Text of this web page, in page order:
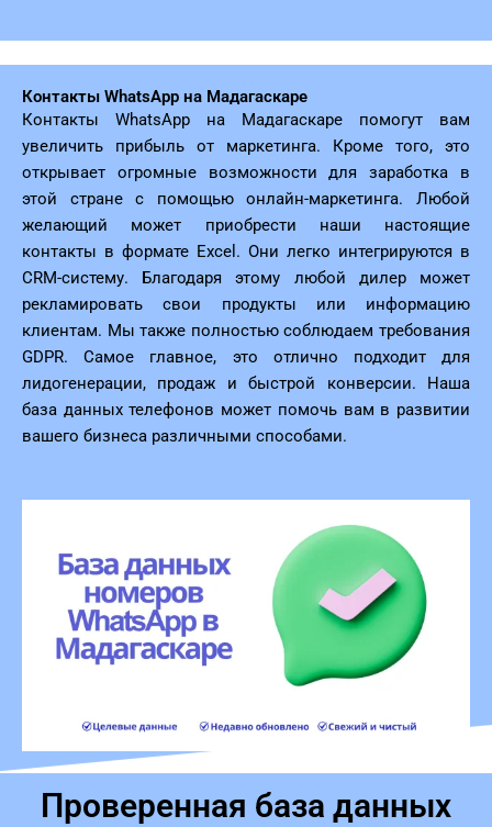
Контакты WhatsApp на Мадагаскаре
Контакты WhatsApp на Мадагаскаре помогут вам
увеличить прибыль от маркетинга. Кроме того, это
открывает огромные возможности для заработка в
этой стране с помощью онлайн-маркетинга. Любой
желающий может приобрести наши настоящие
контакты в формате Excel. Они легко интегрируются в
CRM-систему. Благодаря этому любой дилер может
рекламировать свои продукты или информацию
клиентам. Мы также полностью соблюдаем требования
GDPR. Самое главное, это отлично подходит для
лидогенерации, продаж и быстрой конверсии. Наша
база данных телефонов может помочь вам в развитии
вашего бизнеса различными способами.
Проверенная база данных